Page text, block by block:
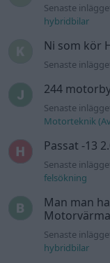
Senaste
hybridbilar
Ni som kör
Senaste
244
Senaste
Motorteknik
Passat -13
Senaste
felsökning
Man man
Senaste
hybridbilar